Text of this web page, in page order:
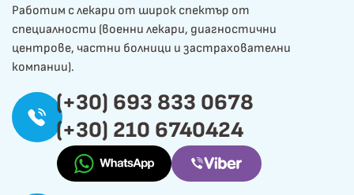
Работим с лекари от широк спектър от
специалности (военни лекари, диагностични
центрове, частни болници и застрахователни
компании).
(+30) 693 833 0678
(+30) 210 6740424